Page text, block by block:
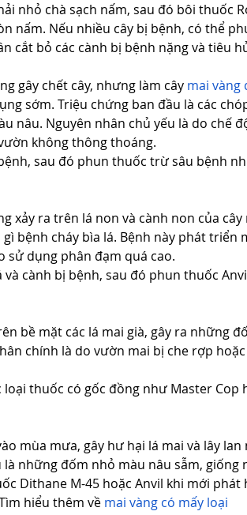
nhỏ chà sạch nấm, sau đó bôi thuốc
nấm. Nếu nhiều cây bị bệnh, có thể
cắt bỏ các cành bị bệnh nặng và tiêu
gây chết cây, nhưng làm cây mai vàng
sớm. Triệu chứng ban đầu là các
nâu. Nguyên nhân chủ yếu là do chế
không thông thoáng.
sau đó phun thuốc trừ sâu bệnh
xảy ra trên lá non và cành non của cây
bệnh cháy bìa lá. Bệnh này phát triển
sử dụng phân đạm quá cao.
cành bị bệnh, sau đó phun thuốc
bề mặt các lá mai già, gây ra những
chính là do vườn mai bị che rợp
thuốc có gốc đồng như Master Cop
mùa mưa, gây hư hại lá mai và lây
những đốm nhỏ màu nâu sẫm, giống
Dithane M-45 hoặc Anvil khi mới phát
hiểu thêm về mai vàng có mấy loại